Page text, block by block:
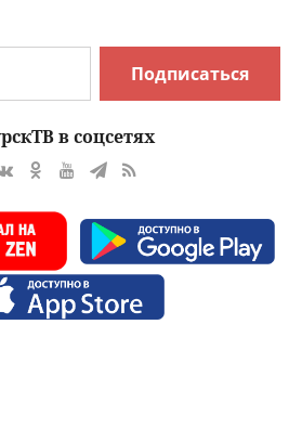
Подписаться
в соцсетях